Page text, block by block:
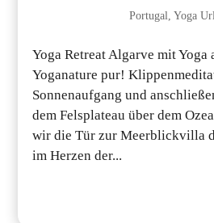
Portugal,Yoga
Yoga Retreat Algarve mit Yoga
Yoganature pur!
Sonnenaufgang und
dem Felsplateau über dem
wir die Tür zur Meerblickvilla
im Herzen der...